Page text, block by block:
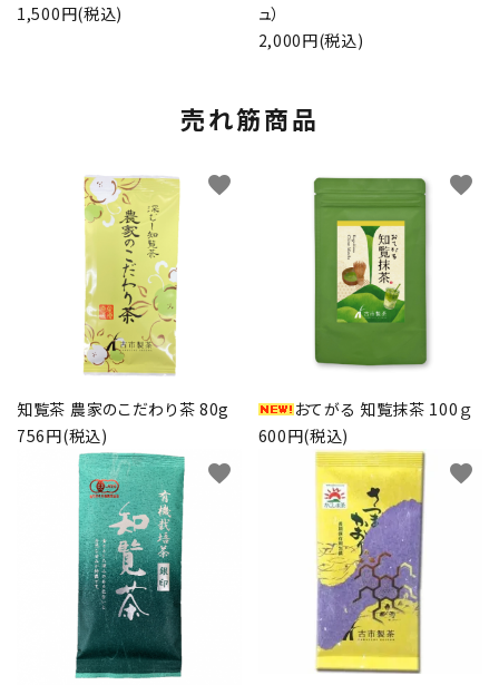
1,500円(税込)
ュ）
2,000円(税込)
売れ筋商品
知覧茶 農家のこだわり茶 80g
756円(税込)
favorite
おてがる 知覧抹茶 100ｇ
600円(税込)
favorite
favorite favorite